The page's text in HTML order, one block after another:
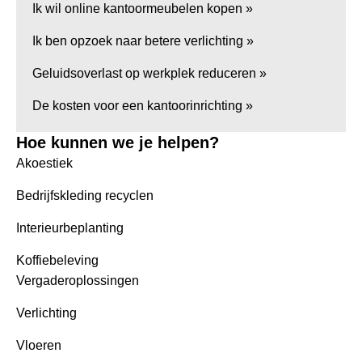
Ik wil online kantoormeubelen kopen »
Ik ben opzoek naar betere verlichting »
Geluidsoverlast op werkplek reduceren »
De kosten voor een kantoorinrichting »
Hoe kunnen we je helpen?
Akoestiek
Bedrijfskleding recyclen
Interieurbeplanting
Koffiebeleving
Vergaderoplossingen
Verlichting
Vloeren